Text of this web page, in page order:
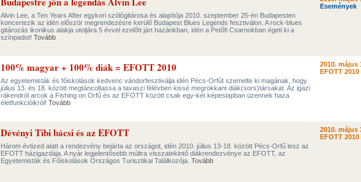
Alvin Lee, a Ten Years After egykori szólógitárosa és alapítója 2010. szeptember 25-én Budapesten
koncertezik az idén először megrendezésre kerülő Budapest Blues Legends fesztiválon. A rock-blues
gitározás ikonikus alakja utoljára 5 évvel ezelőtt járt hazánkban, idén a Petőfi Csarnokban égeti ki a
színpadot! Tovább
Események
100% magyar + 100% diák = EFOTT 2010
Az egyetemisták és főiskolások kedvenc vándorfesztiválja idén Pécs-Orfűt szemelte ki magának, hogy
július 13. és 18. között megtáncoltassa a tavaszi félévben kissé megrokkant diák(sors)társakat. Az igazi
rákendról arcok a Fishing on Orfű és az EFOTT között csak egy-két képeslapban üzennek haza
életfunkcióikról! Tovább
2010. május
EFOTT 2010
Dévényi Tibi bácsi és az EFOTT
Három évtized alatt a rendezvény bejárta az országot, idén 2010. július 13-18. között Pécs-Orfű lesz az
EFOTT házigazdája. A nyár legjelentősebb múltra visszatekintő diákrendezvénye az EFOTT, az
Egyetemisták és Főiskolások Országos Turisztikai Találkozója. Tovább
2010. május
EFOTT 2010